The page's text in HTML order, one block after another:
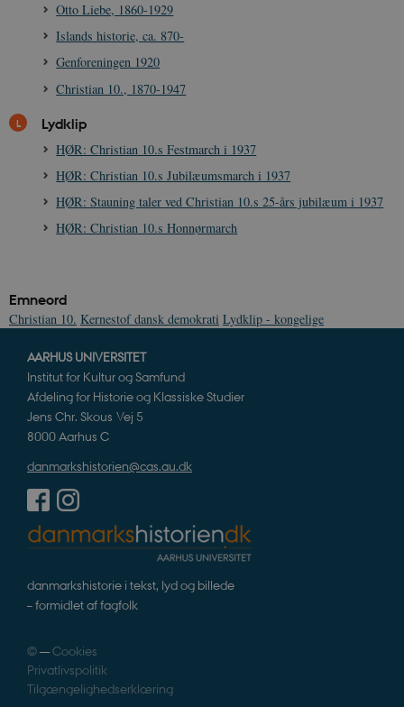
Otto Liebe, 1860-1929
Islands historie, ca. 870-
Genforeningen 1920
Christian 10., 1870-1947
Lydklip
HØR: Christian 10.s Festmarch i 1937
HØR: Christian 10.s Jubilæumsmarch i 1937
HØR: Stauning taler ved Christian 10.s 25-års jubilæum i 1937
HØR: Christian 10.s Honnørmarch
Emneord
Christian 10. Kernestof dansk demokrati Lydklip - kongelige
AARHUS UNIVERSITET
Institut for Kultur og Samfund
Afdeling for Historie og Klassiske Studier
Jens Chr. Skous Vej 5
8000 Aarhus C
danmarkshistorien@cas.au.dk
danmarkshistorie i tekst, lyd og billede
– formidlet af fagfolk
©—Cookies
Privatlivspolitik
Tilgængelighedserklæring
be_typo_user
sp_t
Spotify Inc.
JSESSIONID
.nr-data.net
XSRF-TOKEN